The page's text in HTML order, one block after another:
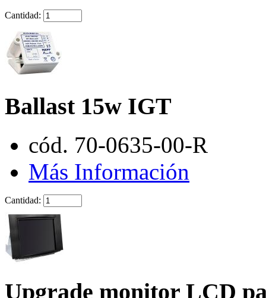
Cantidad:
Ballast 15w IGT
cód. 70-0635-00-R
Más Información
Cantidad:
Upgrade monitor LCD